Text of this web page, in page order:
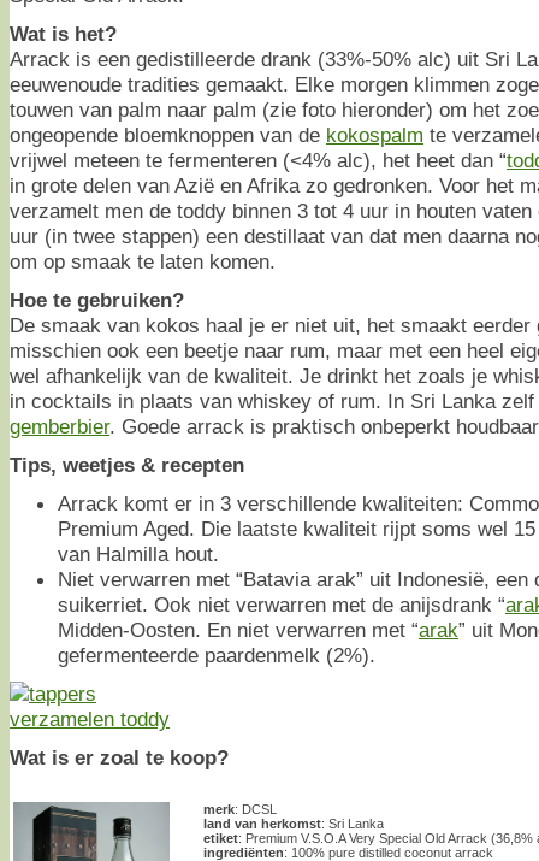
Wat is het?
Arrack is een gedistilleerde drank (33%-50% alc) uit Sri
eeuwenoude tradities gemaakt. Elke morgen klimmen
touwen van palm naar palm (zie foto hieronder) om het
ongeopende bloemknoppen van de kokospalm te
vrijwel meteen te fermenteren (<4% alc), het heet dan “
in grote delen van Azië en Afrika zo gedronken. Voor het
verzamelt men de toddy binnen 3 tot 4 uur in houten
uur (in twee stappen) een destillaat van dat men daarna
om op smaak te laten komen.
Hoe te gebruiken?
De smaak van kokos haal je er niet uit, het smaakt eerder
misschien ook een beetje naar rum, maar met een heel
wel afhankelijk van de kwaliteit. Je drinkt het zoals je
in cocktails in plaats van whiskey of rum. In Sri Lanka
gemberbier. Goede arrack is praktisch onbeperkt
Tips, weetjes & recepten
Arrack komt er in 3 verschillende kwaliteiten:
Premium Aged. Die laatste kwaliteit rijpt soms wel
van Halmilla hout.
Niet verwarren met “Batavia arak” uit Indonesië,
suikerriet. Ook niet verwarren met de anijsdrank “
Midden-Oosten. En niet verwarren met “arak” uit
gefermenteerde paardenmelk (2%).
Wat is er zoal te koop?
merk: DCSL
land van herkomst: Sri Lanka
etiket: Premium V.S.O.A Very Special Old Arrack (36,8%
ingrediënten: 100% pure distilled coconut arrack